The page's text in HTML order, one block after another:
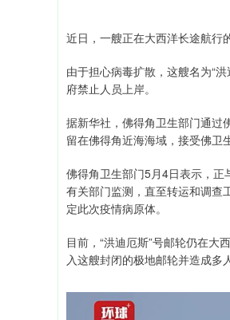
近日，一艘正在大西洋长途航行
由于担心病毒扩散，这艘名为“
府禁止人员上岸。
据新华社，佛得角卫生部门通过
留在佛得角近海海域，接受佛卫
佛得角卫生部门5月4日表示，
有关部门监测，直至转运和调查
定此次疫情病原体。
目前，“洪迪厄斯”号邮轮仍在
入这艘封闭的极地邮轮并造成多